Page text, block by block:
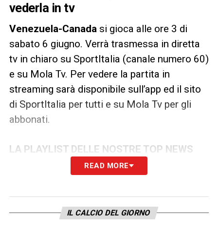
vederla in tv
Venezuela-Canadasi gioca alle ore 3 di
sabato 6 giugno. Verrà trasmessa in diretta
tv in chiaro su SportItalia (canale numero 60)
e su Mola Tv. Per vedere la partita in
streaming sarà disponibile sull’app ed il sito
di SportItalia per tutti e su Mola Tv per gli
abbonati.
LA PLAYLIST DELLE NOSTRE TOP NEWS
READ MORE
IL CALCIO DEL GIORNO